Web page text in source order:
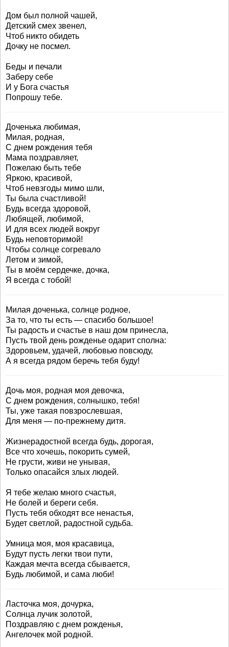
Дом был полной чашей,
Детский смех звенел,
Чтоб никто обидеть
Дочку не посмел.
Беды и печали
Заберу себе
И у Бога счастья
Попрошу тебе.
Доченька любимая,
Милая, родная,
С днем рождения тебя
Мама поздравляет,
Пожелаю быть тебе
Яркою, красивой,
Чтоб невзгоды мимо шли,
Ты была счастливой!
Будь всегда здоровой,
Любящей, любимой,
И для всех людей вокруг
Будь неповторимой!
Чтобы солнце согревало
Летом и зимой,
Ты в моём сердечке, дочка,
Я всегда с тобой!
Милая доченька, солнце родное,
За то, что ты есть — спасибо большое!
Ты радость и счастье в наш дом принесла,
Пусть твой день рожденье одарит сполна:
Здоровьем, удачей, любовью повсюду,
А я всегда рядом беречь тебя буду!
Дочь моя, родная моя девочка,
С днем рождения, солнышко, тебя!
Ты, уже такая повзрослевшая,
Для меня — по-прежнему дитя.
Жизнерадостной всегда будь, дорогая,
Все что хочешь, покорить сумей,
Не грусти, живи не унывая,
Только опасайся злых людей.
Я тебе желаю много счастья,
Не болей и береги себя.
Пусть тебя обходят все ненастья,
Будет светлой, радостной судьба.
Умница моя, моя красавица,
Будут пусть легки твои пути,
Каждая мечта всегда сбывается,
Будь любимой, и сама люби!
Ласточка моя, дочурка,
Солнца лучик золотой,
Поздравляю с днем рожденья,
Ангелочек мой родной.